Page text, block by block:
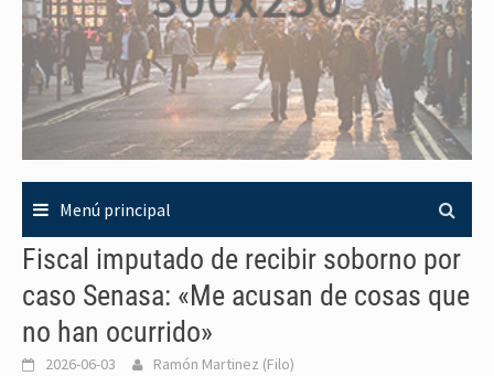
Menú principal
Fiscal imputado de recibir soborno por
caso Senasa: «Me acusan de cosas que
no han ocurrido»
2026-06-03 Ramón Martinez (Filo)